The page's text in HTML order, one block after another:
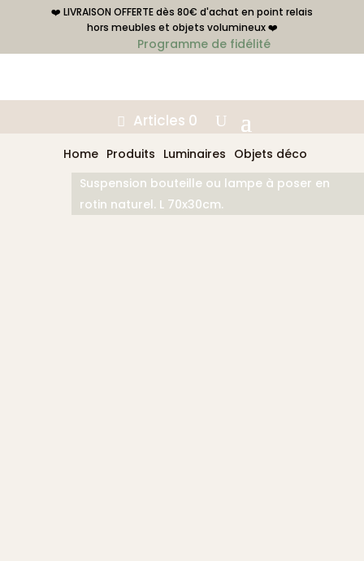
❤️ LIVRAISON OFFERTE dès 80€ d'achat en point relais
hors meubles et objets volumineux ❤️
Programme de fidélité
Articles 0
Home Produits Luminaires Objets déco
Suspension bouteille ou lampe à poser en
rotin naturel. L 70x30cm.